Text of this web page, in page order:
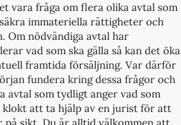
vara fråga om flera olika avtal som
immateriella rättigheter och
Om nödvändiga avtal har
vad som ska gälla så kan det öka
framtida försäljning. Var därför
fundera kring dessa frågor och
som tydligt anger vad som
klokt att ta hjälp av en jurist för att